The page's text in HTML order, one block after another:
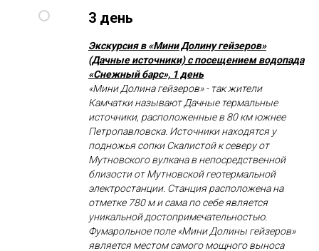
3 день
Экскурсия в «Мини Долину гейзеров»
(Дачные источники) с посещением водопада
«Снежный барс», 1 день
«Мини Долина гейзеров» - так жители
Камчатки называют Дачные термальные
источники, расположенные в 80 км южнее
Петропавловска. Источники находятся у
подножья сопки Скалистой к северу от
Мутновского вулкана в непосредственной
близости от Мутновской геотермальной
электростанции. Станция расположена на
отметке 780 м и сама по себе является
уникальной достопримечательностью.
Фумарольное поле «Мини Долины гейзеров»
является местом самого мощного выноса